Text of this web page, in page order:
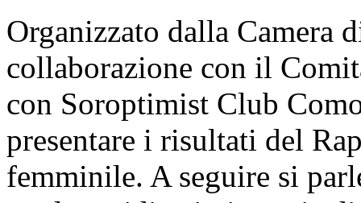
Organizzato dalla Camera
collaborazione con il
con Soroptimist Club
presentare i risultati del
femminile. A seguire si